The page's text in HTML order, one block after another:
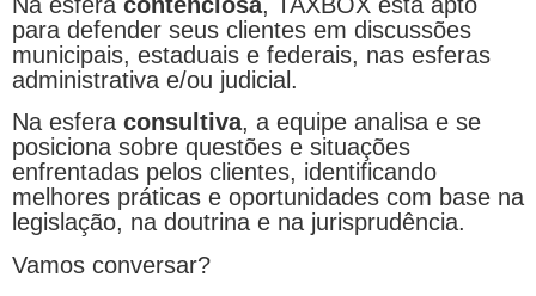
para defender seus clientes em discussões
municipais, estaduais e federais, nas esferas
administrativa e/ou judicial.
Na esfera consultiva, a equipe analisa e se
posiciona sobre questões e situações
enfrentadas pelos clientes, identificando
melhores práticas e oportunidades com base na
legislação, na doutrina e na jurisprudência.
Vamos conversar?